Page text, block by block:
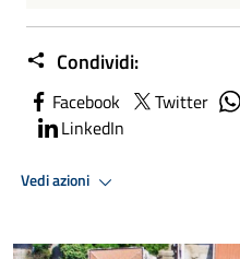
Condividi:
Facebook Twitter
LinkedIn
Vedi azioni